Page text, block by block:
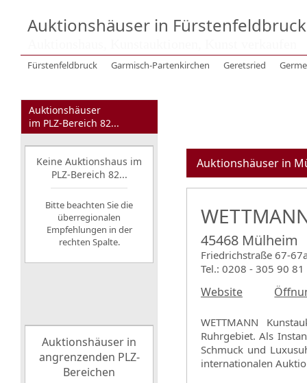
Auktionshäuser in
Fürstenfeldbruck Garmisch-Partenkirchen Geretsried
Auktionshäuser in
45468 Mülheim
Friedrichstraße 67-
Tel.: 0208 - 305 90 81
Website
WETTMANN
Ruhrgebiet. Als
Schmuck und
internationalen
Auktionshäuser
im PLZ-Bereich 82...
Keine Auktionshaus im
PLZ-Bereich 82...
Bitte beachten Sie die
überregionalen
Empfehlungen in der
rechten Spalte.
Auktionshäuser in
angrenzenden PLZ-
Bereichen